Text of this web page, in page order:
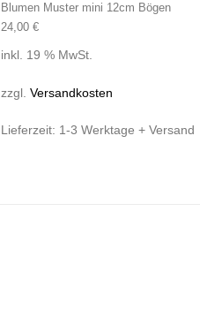
Blumen Muster mini 12cm Bögen
24,00 €
inkl. 19 % MwSt.
zzgl. Versandkosten
Lieferzeit: 1-3 Werktage + Versand